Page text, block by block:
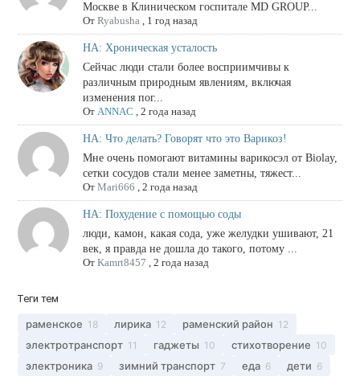
Москве в Клиническом госпитале MD GROUP...
От Ryabusha, 1 год назад
НА: Хроническая усталость
Сейчас люди стали более восприимчивы к
различным природным явлениям, включая
изменения пог...
От ANNAC , 2 года назад
НА: Что делать? Говорят что это Варикоз!
Мне очень помогают витамины варикосэл от Biolay,
сетки сосудов стали менее заметны, тяжест...
От Mari666 , 2 года назад
НА: Похудение с помощью соды
люди, камон, какая сода, уже желудки ушивают, 21
век, я правда не дошла до такого, потому ...
От Kamrt8457 , 2 года назад
Теги тем
раменское 18 лирика 12 раменский район 12
электротранспорт 11 гаджеты 10 стихотворение 10
электроника 9 зимний транспорт 7 еда 6 дети 6